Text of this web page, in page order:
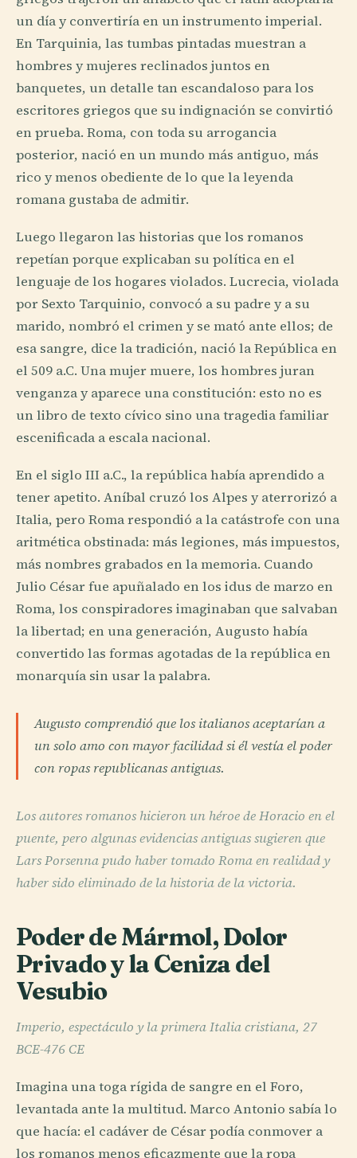
un día y convertiría en un instrumento imperial.
En Tarquinia, las tumbas pintadas muestran a
hombres y mujeres reclinados juntos en
banquetes, un detalle tan escandaloso para los
escritores griegos que su indignación se convirtió
en prueba. Roma, con toda su arrogancia
posterior, nació en un mundo más antiguo, más
rico y menos obediente de lo que la leyenda
romana gustaba de admitir.
Luego llegaron las historias que los romanos
repetían porque explicaban su política en el
lenguaje de los hogares violados. Lucrecia, violada
por Sexto Tarquinio, convocó a su padre y a su
marido, nombró el crimen y se mató ante ellos; de
esa sangre, dice la tradición, nació la República en
el 509 a.C. Una mujer muere, los hombres juran
venganza y aparece una constitución: esto no es
un libro de texto cívico sino una tragedia familiar
escenificada a escala nacional.
En el siglo III a.C., la república había aprendido a
tener apetito. Aníbal cruzó los Alpes y aterrorizó a
Italia, pero Roma respondió a la catástrofe con una
aritmética obstinada: más legiones, más impuestos,
más nombres grabados en la memoria. Cuando
Julio César fue apuñalado en los idus de marzo en
Roma, los conspiradores imaginaban que salvaban
la libertad; en una generación, Augusto había
convertido las formas agotadas de la república en
monarquía sin usar la palabra.
Augusto comprendió que los italianos aceptarían a
un solo amo con mayor facilidad si él vestía el poder
con ropas republicanas antiguas.
Los autores romanos hicieron un héroe de Horacio en el
puente, pero algunas evidencias antiguas sugieren que
Lars Porsenna pudo haber tomado Roma en realidad y
haber sido eliminado de la historia de la victoria.
Poder de Mármol, Dolor
Privado y la Ceniza del
Vesubio
Imperio, espectáculo y la primera Italia cristiana, 27
BCE-476 CE
Imagina una toga rígida de sangre en el Foro,
levantada ante la multitud. Marco Antonio sabía lo
que hacía: el cadáver de César podía conmover a
los romanos menos eficazmente que la ropa